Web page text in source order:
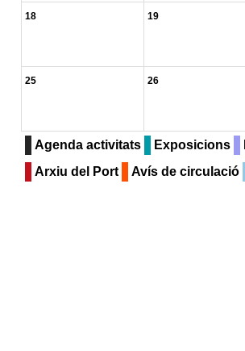
18 19
25 26
Agenda activitats Exposicions
Arxiu del Port
Avís de circulació